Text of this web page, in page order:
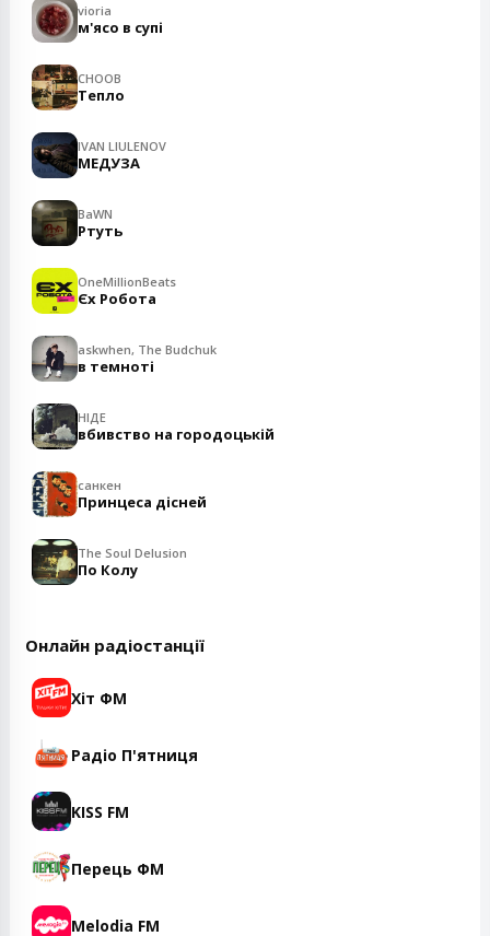
vioria
м'ясо в супі
CHOOB
Тепло
IVAN LIULENOV
МЕДУЗА
BaWN
Ртуть
OneMillionBeats
Єх Робота
askwhen, The Budchuk
в темноті
НІДЕ
вбивство на городоцькій
санкен
Принцеса дісней
The Soul Delusion
По Колу
Онлайн радіостанції
Хіт ФМ
Радіо П'ятниця
KISS FM
Перець ФМ
Melodia FM